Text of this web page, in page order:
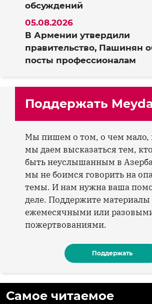
обсуждений
В Армении утвердили
правительство, Пашинян
посты профессионалам
05.08.2026
Поддержать
Мы пишем о том, о чем мало,
мы даем высказаться тем,
быть неуслышанным в
мы не боимся говорить на
темы. И нам нужна ваша
деле. Поддержите материалы
ежемесячными или
пожертвованиями.
Поддержать
Самое читаемое